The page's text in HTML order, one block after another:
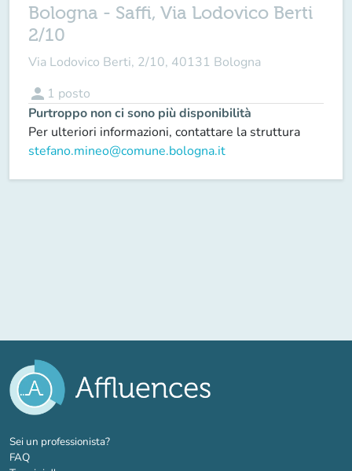
Bologna - Saffi, Via Lodovico Berti
2/10
Via Lodovico Berti, 2/10, 40131 Bologna
person 1 posto
Purtroppo non ci sono più disponibilità
Per ulteriori informazioni, contattare la struttura
stefano.mineo@comune.bologna.it
Sei un professionista?(nuova scheda)
FAQ